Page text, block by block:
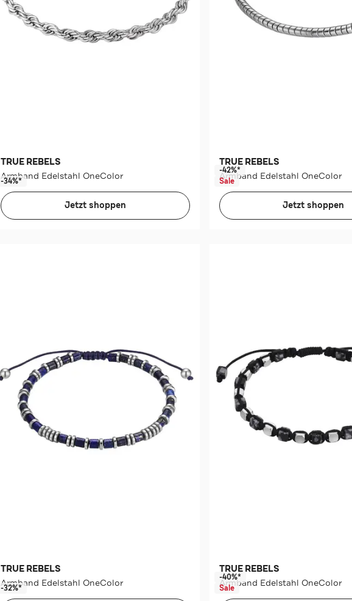
TRUE REBELS
Armband Edelstahl OneColor
-34%*
Jetzt shoppen
TRUE REBELS
Armband Edelstahl OneColor
-42%*
Sale
Jetzt shoppen
TRUE REBELS
Armband Edelstahl OneColor
-32%*
TRUE REBELS
Armband Edelstahl OneColor
-40%*
Sale